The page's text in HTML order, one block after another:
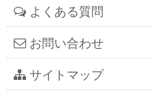
よくある質問
お問い合わせ
サイトマップ